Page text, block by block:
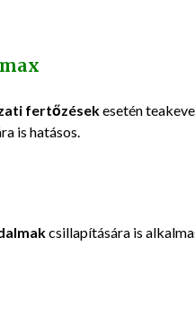
fertőzésekesetén
is hatásos.
csillapítására is